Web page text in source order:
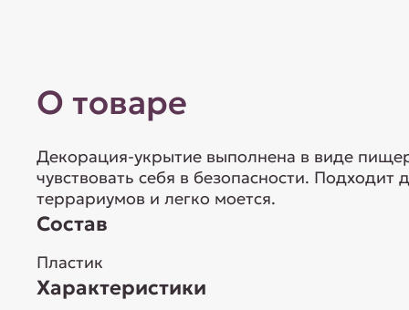
О товаре
Декорация-укрытие выполнена в виде
чувствовать себя в безопасности.
террариумов и легко моется.
Состав
Пластик
Характеристики